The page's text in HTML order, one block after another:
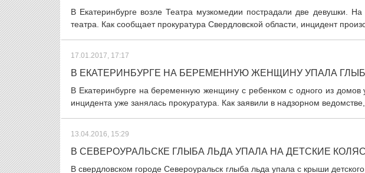
В Екатеринбурге возле Театра музкомедии пострадали две девушки.
театра. Как сообщает прокуратура Свердловской области, инцидент
17.01.2017, 17:17
В ЕКАТЕРИНБУРГЕ НА БЕРЕМЕННУЮ ЖЕНЩИНУ УПАЛА
В Екатеринбурге на беременную женщину с ребенком с одного из домов
инцидента уже занялась прокуратура. Как заявили в надзорном
13.04.2016, 15:29
В СЕВЕРОУРАЛЬСКЕ ГЛЫБА ЛЬДА УПАЛА НА ДЕТСКИЕ
В свердловском городе Североуральск глыба льда упала с крыши